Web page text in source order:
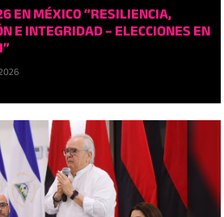
EN MÉXIC0 “RESILIENCIA,
E INTEGRIDAD – ELECCIONES EN